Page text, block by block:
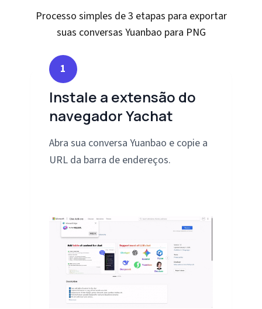
Processo simples de 3 etapas para exportar
suas conversas Yuanbao para PNG
1
Instale a extensão do
navegador Yachat
Abra sua conversa Yuanbao e copie a
URL da barra de endereços.